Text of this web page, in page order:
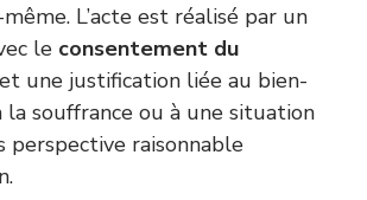
L’acte est réalisé par un
le consentement du
et une justification liée au bien-
la souffrance ou à une situation
perspective raisonnable